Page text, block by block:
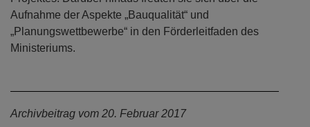
Aufnahme der Aspekte „Bauqualität“ und
„Planungswettbewerbe“ in den Förderleitfaden des
Ministeriums.
Archivbeitrag vom 20. Februar 2017